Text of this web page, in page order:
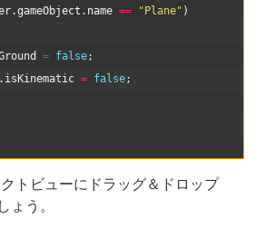
.gameObject . name == "Plane" )
= false;
. isKinematic = false;
トビューにドラッグ＆ドロップ
ょう。